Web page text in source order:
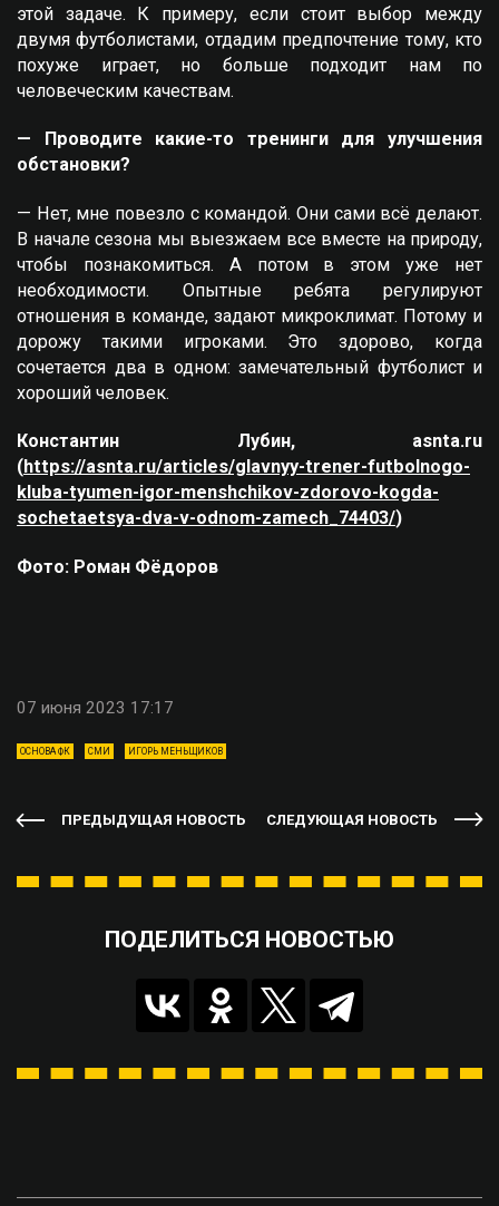
этой задаче. К примеру, если стоит выбор между
двумя футболистами, отдадим предпочтение тому, кто
похуже играет, но больше подходит нам по
человеческим качествам.
— Проводите какие-то тренинги для улучшения
обстановки?
— Нет, мне повезло с командой. Они сами всё делают.
В начале сезона мы выезжаем все вместе на природу,
чтобы познакомиться. А потом в этом уже нет
необходимости. Опытные ребята регулируют
отношения в команде, задают микроклимат. Потому и
дорожу такими игроками. Это здорово, когда
сочетается два в одном: замечательный футболист и
хороший человек.
Константин Лубин, asnta.ru
(https://asnta.ru/articles/glavnyy-trener-futbolnogo-
kluba-tyumen-igor-menshchikov-zdorovo-kogda-
sochetaetsya-dva-v-odnom-zamech_74403/)
Фото: Роман Фёдоров
07 июня 2023 17:17
ОСНОВА ФК СМИ ИГОРЬ МЕНЬЩИКОВ
ПРЕДЫДУЩАЯ НОВОСТЬ СЛЕДУЮЩАЯ НОВОСТЬ
ПОДЕЛИТЬСЯ НОВОСТЬЮ